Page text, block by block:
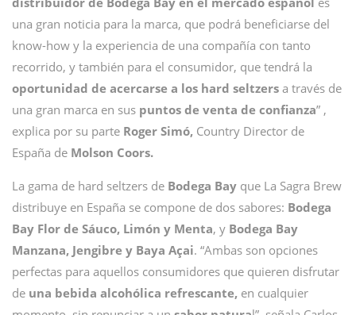
una gran noticia para la marca, que podrá beneficiarse del
know-how y la experiencia de una compañía con tanto
recorrido, y también para el consumidor, que tendrá la
oportunidad de acercarse a los hard seltzers a través de
una gran marca en sus puntos de venta de confianza” ,
explica por su parte Roger Simó, Country Director de
España de Molson Coors.
La gama de hard seltzers de Bodega Bay que La Sagra Brew
distribuye en España se compone de dos sabores: Bodega
Bay Flor de Sáuco, Limón y Menta, y Bodega Bay
Manzana, Jengibre y Baya Açai. “Ambas son opciones
perfectas para aquellos consumidores que quieren disfrutar
de una bebida alcohólica refrescante, en cualquier